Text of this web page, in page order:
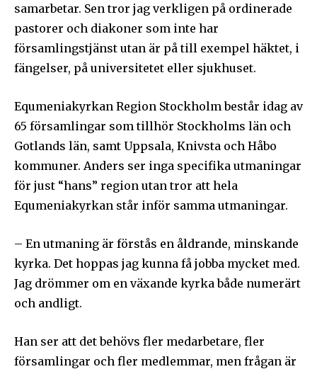
samarbetar. Sen tror jag verkligen på ordinerade
pastorer och diakoner som inte har
församlingstjänst utan är på till exempel häktet, i
fängelser, på universitetet eller sjukhuset.
Equmeniakyrkan Region Stockholm består idag av
65 församlingar som tillhör Stockholms län och
Gotlands län, samt Uppsala, Knivsta och Håbo
kommuner. Anders ser inga specifika utmaningar
för just “hans” region utan tror att hela
Equmeniakyrkan står inför samma utmaningar.
– En utmaning är förstås en åldrande, minskande
kyrka. Det hoppas jag kunna få jobba mycket med.
Jag drömmer om en växande kyrka både numerärt
och andligt.
Han ser att det behövs fler medarbetare, fler
församlingar och fler medlemmar, men frågan är